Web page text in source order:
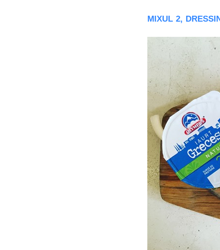
MIXUL 2,